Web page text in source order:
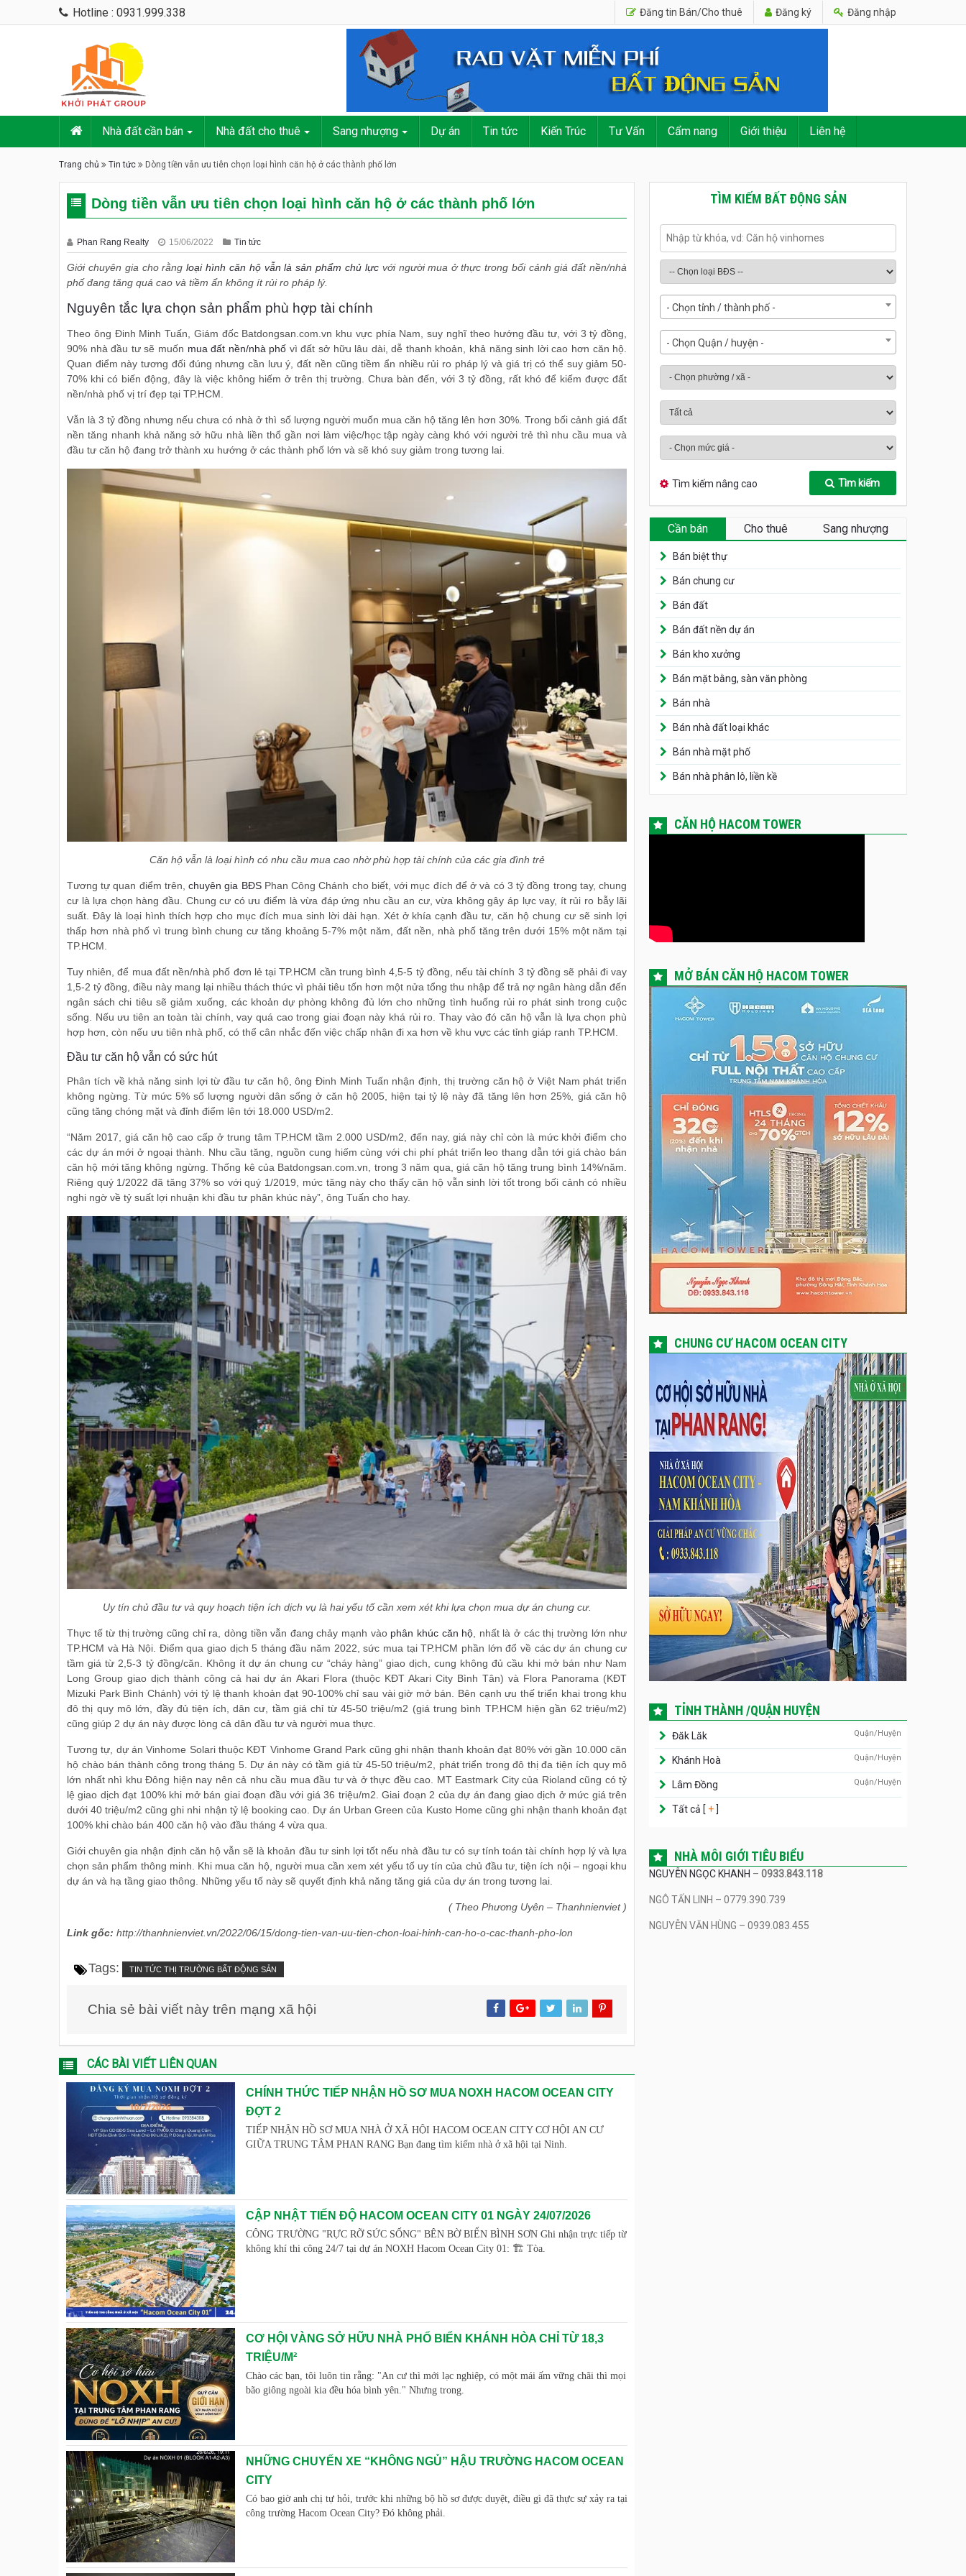
Hotline : 0931.999.338 Đăng tin Bán/Cho thuê Đăng ký Đăng nhập
Nhà đất cần bán Nhà đất cho thuê Sang nhượng Dự án Tin tức Kiến Trúc Tư Vấn Cẩm nang Giới thiệu Liên hệ
Trang chủ Tin tức Dòng tiền vẫn ưu tiên chọn loại hình căn hộ ở các thành phố lớn
Dòng tiền vẫn ưu tiên chọn loại hình căn hộ ở các thành phố lớn
Phan Rang Realty 15/06/2022 Tin tức
Giới chuyên gia cho rằngloại hình căn hộ vẫn là sản phẩm chủ lựcvới người mua ở thực trong bối cảnh giá đất nền/nhà
phố đang tăng quá cao và tiềm ẩn không ít rủi ro pháp lý.
Nguyên tắc lựa chọn sản phẩm phù hợp tài chính
Theo ông Đinh Minh Tuấn, Giám đốc Batdongsan.com.vn khu vực phía Nam, suy nghĩ theo hướng đầu tư, với 3 tỷ đồng,
90% nhà đầu tư sẽ muốn mua đất nền/nhà phố vì đất sở hữu lâu dài, dễ thanh khoản, khả năng sinh lời cao hơn căn hộ.
Quan điểm này tương đối đúng nhưng cần lưu ý, đất nền cũng tiềm ẩn nhiều rủi ro pháp lý và giá trị có thể suy giảm 50-
70% khi có biến động, đây là việc không hiếm ở trên thị trường. Chưa bàn đến, với 3 tỷ đồng, rất khó để kiếm được đất
nền/nhà phố vị trí đẹp tại TP.HCM.
Vẫn là 3 tỷ đồng nhưng nếu chưa có nhà ở thì số lượng người muốn mua căn hộ tăng lên hơn 30%. Trong bối cảnh giá đất
nền tăng nhanh khả năng sở hữu nhà liền thổ gần nơi làm việc/học tập ngày càng khó với người trẻ thì nhu cầu mua và
đầu tư căn hộ đang trở thành xu hướng ở các thành phố lớn và sẽ khó suy giảm trong tương lai.
Căn hộ vẫn là loại hình có nhu cầu mua cao nhờ phù hợp tài chính của các gia đình trẻ
Tương tự quan điểm trên,chuyên gia BĐSPhan Công Chánh cho biết, với mục đích để ở và có 3 tỷ đồng trong tay, chung
cư là lựa chọn hàng đầu. Chung cư có ưu điểm là vừa đáp ứng nhu cầu an cư, vừa không gây áp lực vay, ít rủi ro bẫy lãi
suất. Đây là loại hình thích hợp cho mục đích mua sinh lời dài hạn. Xét ở khía cạnh đầu tư, căn hộ chung cư sẽ sinh lợi
thấp hơn nhà phố vì trung bình chung cư tăng khoảng 5-7% một năm, đất nền, nhà phố tăng trên dưới 15% một năm tại
TP.HCM.
Tuy nhiên, để mua đất nền/nhà phố đơn lẻ tại TP.HCM cần trung bình 4,5-5 tỷ đồng, nếu tài chính 3 tỷ đồng sẽ phải đi vay
1,5-2 tỷ đồng, điều này mang lại nhiều thách thức vì phải tiêu tốn hơn một nửa tổng thu nhập để trả nợ ngân hàng dẫn đến
ngân sách chi tiêu sẽ giảm xuống, các khoản dự phòng không đủ lớn cho những tình huống rủi ro phát sinh trong cuộc
sống. Nếu ưu tiên an toàn tài chính, vay quá cao trong giai đoạn này khá rủi ro. Thay vào đó căn hộ vẫn là lựa chọn phù
hợp hơn, còn nếu ưu tiên nhà phố, có thể cân nhắc đến việc chấp nhận đi xa hơn về khu vực các tỉnh giáp ranh TP.HCM.
Đầu tư căn hộ vẫn có sức hút
Phân tích về khả năng sinh lợi từ đầu tư căn hộ, ông Đinh Minh Tuấn nhận định, thị trường căn hộ ở Việt Nam phát triển
không ngừng. Từ mức 5% số lượng người dân sống ở căn hộ 2005, hiện tại tỷ lệ này đã tăng lên hơn 25%, giá căn hộ
cũng tăng chóng mặt và đỉnh điểm lên tới 18.000 USD/m2.
“Năm 2017, giá căn hộ cao cấp ở trung tâm TP.HCM tầm 2.000 USD/m2, đến nay, giá này chỉ còn là mức khởi điểm cho
các dự án mới ở ngoại thành. Nhu cầu tăng, nguồn cung hiếm cùng với chi phí phát triển leo thang dẫn tới giá chào bán
căn hộ mới tăng không ngừng. Thống kê của Batdongsan.com.vn, trong 3 năm qua, giá căn hộ tăng trung bình 14%/năm.
Riêng quý 1/2022 đã tăng 37% so với quý 1/2019, mức tăng này cho thấy căn hộ vẫn sinh lời tốt trong bối cảnh có nhiều
nghi ngờ về tỷ suất lợi nhuận khi đầu tư phân khúc này”, ông Tuấn cho hay.
Uy tín chủ đầu tư và quy hoạch tiện ích dịch vụ là hai yếu tố cần xem xét khi lựa chọn mua dự án chung cư.
Thực tế từ thị trường cũng chỉ ra, dòng tiền vẫn đang chảy mạnh vào phân khúc căn hộ, nhất là ở các thị trường lớn như
TP.HCM và Hà Nội. Điểm qua giao dịch 5 tháng đầu năm 2022, sức mua tại TP.HCM phần lớn đổ về các dự án chung cư
tầm giá từ 2,5-3 tỷ đồng/căn. Không ít dự án chung cư “cháy hàng” giao dịch, cung không đủ cầu khi mở bán như Nam
Long Group giao dịch thành công cả hai dự án Akari Flora (thuộc KĐT Akari City Bình Tân) và Flora Panorama (KĐT
Mizuki Park Bình Chánh) với tỷ lệ thanh khoản đạt 90-100% chỉ sau vài giờ mở bán. Bên cạnh ưu thế triển khai trong khu
đô thị quy mô lớn, đầy đủ tiện ích, dân cư, tầm giá chỉ từ 45-50 triệu/m2 (giá trung bình TP.HCM hiện gần 62 triệu/m2)
cũng giúp 2 dự án này được lòng cả dân đầu tư và người mua thực.
Tương tự, dự án Vinhome Solari thuộc KĐT Vinhome Grand Park cũng ghi nhận thanh khoản đạt 80% với gần 10.000 căn
hộ chào bán thành công trong tháng 5. Dự án này có tầm giá từ 45-50 triệu/m2, phát triển trong đô thị đa tiện ích quy mô
lớn nhất nhì khu Đông hiện nay nên cả nhu cầu mua đầu tư và ở thực đều cao. MT Eastmark City của Rioland cũng có tỷ
lệ giao dịch đạt 100% khi mở bán giai đoạn đầu với giá 36 triệu/m2. Giai đoạn 2 của dự án đang giao dịch ở mức giá trên
dưới 40 triệu/m2 cũng ghi nhi nhận tỷ lệ booking cao. Dự án Urban Green của Kusto Home cũng ghi nhận thanh khoản đạt
100% khi chào bán 400 căn hộ vào đầu tháng 4 vừa qua.
Giới chuyên gia nhận định căn hộ vẫn sẽ là khoản đầu tư sinh lợi tốt nếu nhà đầu tư có sự tính toán tài chính hợp lý và lựa
chọn sản phẩm thông minh. Khi mua căn hộ, người mua cần xem xét yếu tố uy tín của chủ đầu tư, tiện ích nội – ngoại khu
dự án và hạ tầng giao thông. Những yếu tố này sẽ quyết định khả năng tăng giá của dự án trong tương lai.
( Theo Phương Uyên – Thanhnienviet )
Link gốc: http://thanhnienviet.vn/2022/06/15/dong-tien-van-uu-tien-chon-loai-hinh-can-ho-o-cac-thanh-pho-lon
Tags: TIN TỨC THỊ TRƯỜNG BẤT ĐỘNG SẢN
Chia sẻ bài viết này trên mạng xã hội
CÁC BÀI VIẾT LIÊN QUAN
CHÍNH THỨC TIẾP NHẬN HỒ SƠ MUA NOXH HACOM OCEAN CITY
ĐỢT 2
TIẾP NHẬN HỒ SƠ MUA NHÀ Ở XÃ HỘI HACOM OCEAN CITY CƠ HỘI AN CƯ
GIỮA TRUNG TÂM PHAN RANG Bạn đang tìm kiếm nhà ở xã hội tại Ninh.
CẬP NHẬT TIẾN ĐỘ HACOM OCEAN CITY 01 NGÀY 24/07/2026
CÔNG TRƯỜNG "RỰC RỠ SỨC SỐNG" BÊN BỜ BIỂN BÌNH SƠN Ghi nhận trực tiếp từ
không khí thi công 24/7 tại dự án NOXH Hacom Ocean City 01: 🏗️ Tòa.
CƠ HỘI VÀNG SỞ HỮU NHÀ PHỐ BIỂN KHÁNH HÒA CHỈ TỪ 18,3
TRIỆU/M²
Chào các bạn, tôi luôn tin rằng: "An cư thì mới lạc nghiệp, có một mái ấm vững chãi thì mọi
bão giông ngoài kia đều hóa bình yên." Nhưng trong.
NHỮNG CHUYẾN XE “KHÔNG NGỦ” HẬU TRƯỜNG HACOM OCEAN
CITY
Có bao giờ anh chị tự hỏi, trước khi những bộ hồ sơ được duyệt, điều gì đã thực sự xảy ra tại
công trường Hacom Ocean City? Đó không phải.
TÌM KIẾM BẤT ĐỘNG SẢN
- Chọn tỉnh / thành phố -
- Chọn Quận / huyện -
Tìm kiếm nâng cao Tìm kiếm
Cần bán Cho thuê Sang nhượng
Bán biệt thự
Bán chung cư
Bán đất
Bán đất nền dự án
Bán kho xưởng
Bán mặt bằng, sàn văn phòng
Bán nhà
Bán nhà đất loại khác
Bán nhà mặt phố
Bán nhà phân lô, liền kề
CĂN HỘ HACOM TOWER
MỞ BÁN CĂN HỘ HACOM TOWER
CHUNG CƯ HACOM OCEAN CITY
TỈNH THÀNH /QUẬN HUYỆN
Đăk Lăk Quận/Huyện
Khánh Hoà Quận/Huyện
Lâm Đồng Quận/Huyện
Tất cả [ +]
NHÀ MÔI GIỚI TIÊU BIỂU
NGUYỄN NGỌC KHANH –0933.843.118
NGÔ TẤN LINH – 0779.390.739
NGUYỄN VĂN HÙNG – 0939.083.455